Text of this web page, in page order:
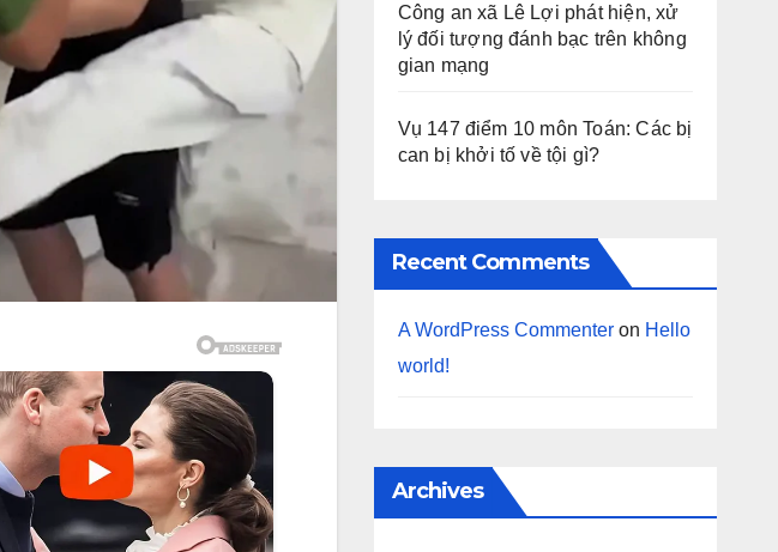
Công an xã Lê Lợi phát hiện, xử
lý đối tượng đánh bạc trên không
gian mạng
Vụ 147 điểm 10 môn Toán: Các bị
can bị khởi tố về tội gì?
Recent Comments
A WordPress Commenteron Hello
world!
Archives